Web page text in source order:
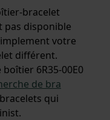
bracelet
pas disponible
votre
différent.
6R35-00E0
de bra
qui